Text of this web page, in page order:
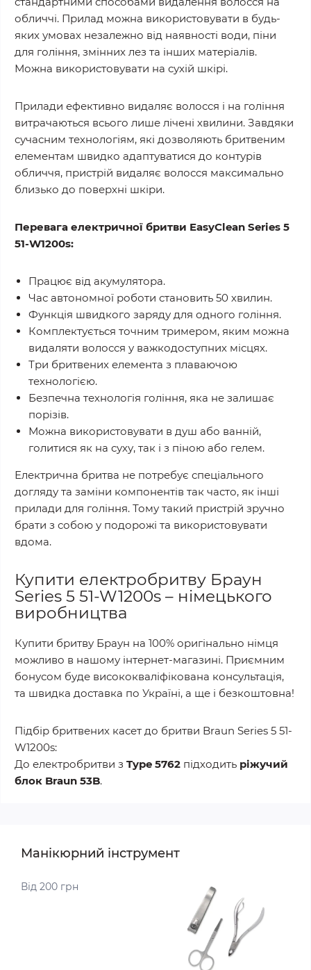
обличчі. Прилад можна використовувати в будь-
яких умовах незалежно від наявності води, піни
для гоління, змінних лез та інших матеріалів.
Можна використовувати на сухій шкірі.
Прилади ефективно видаляє волосся і на гоління
витрачаються всього лише лічені хвилини. Завдяки
сучасним технологіям, які дозволяють бритвеним
елементам швидко адаптуватися до контурів
обличчя, пристрій видаляє волосся максимально
близько до поверхні шкіри.
Перевага електричної бритви EasyClean Series 5
51-W1200s:
Працює від акумулятора.
Час автономної роботи становить 50 хвилин.
Функція швидкого заряду для одного гоління.
Комплектується точним тримером, яким можна
видаляти волосся у важкодоступних місцях.
Три бритвених елемента з плаваючою
технологією.
Безпечна технологія гоління, яка не залишає
порізів.
Можна використовувати в душ або ванній,
голитися як на суху, так і з піною або гелем.
Електрична бритва не потребує спеціального
догляду та заміни компонентів так часто, як інші
прилади для гоління. Тому такий пристрій зручно
брати з собою у подорожі та використовувати
вдома.
Купити електробритву Браун
Series 5 51-W1200s – німецького
виробництва
Купити бритву Браун на 100% оригінально німця
можливо в нашому інтернет-магазині. Приємним
бонусом буде висококваліфікована консультація,
та швидка доставка по Україні, а ще і безкоштовна!
Підбір бритвених касет до бритви Braun Series 5 51-
W1200s:
До електробритви з Type 5762 підходить ріжучий
блок Braun 53B.
Манікюрний інструмент
Від 200 грн